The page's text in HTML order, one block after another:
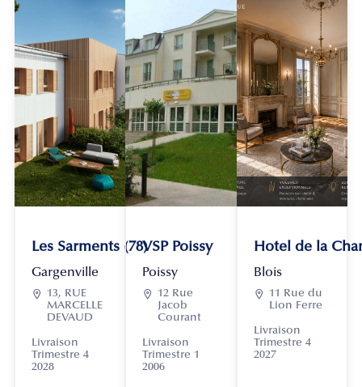
Les Sarments (78)
Gargenville
 13, RUE
MARCELLE
DEVAUD
Livraison
Trimestre 4
2028
VSP Poissy
Poissy
 12 Rue
Jacob
Courant
Livraison
Trimestre 1
2006
Hotel de la
Blois
 11 Rue du
Lion Ferre
Livraison
Trimestre 4
2027